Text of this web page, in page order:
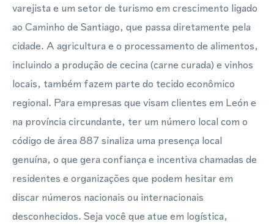
varejista e um setor de turismo em crescimento ligado
ao Caminho de Santiago, que passa diretamente pela
cidade. A agricultura e o processamento de alimentos,
incluindo a produção de cecina (carne curada) e vinhos
locais, também fazem parte do tecido econômico
regional. Para empresas que visam clientes em León e
na província circundante, ter um número local com o
código de área 887 sinaliza uma presença local
genuína, o que gera confiança e incentiva chamadas de
residentes e organizações que podem hesitar em
discar números nacionais ou internacionais
desconhecidos. Seja você que atue em logística,